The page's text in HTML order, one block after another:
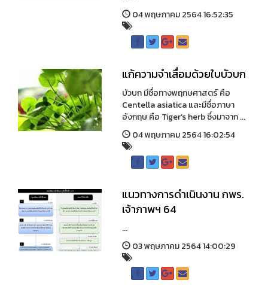
04 พฤษภาคม 2564 16:52:35
แก้ความจำเสื่อมด้วยใบบัวบก
บัวบก มีชื่อทางพฤกษศาสตร์ คือ
Centella asiatica และมีชื่อภาษา
อังกฤษ คือ Tiger’s herb ซึ่งมาจาก ...
04 พฤษภาคม 2564 16:02:54
แนวทางการดำเนินงาน กพร.
เจ้าภาพฯ 64
...
03 พฤษภาคม 2564 14:00:29